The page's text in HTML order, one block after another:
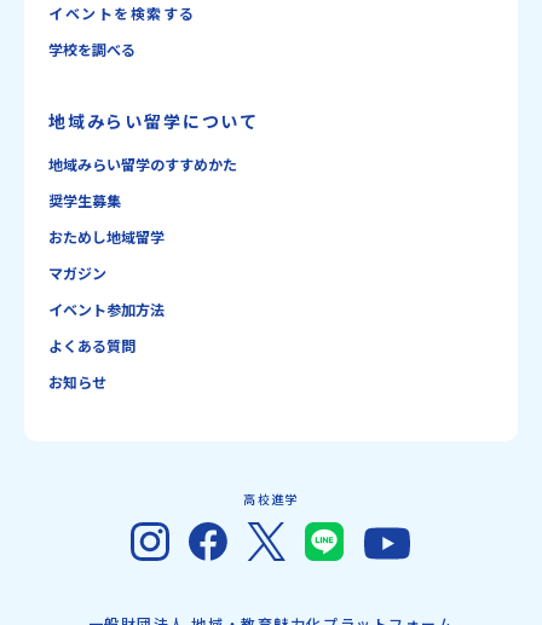
イベントを検索する
学校を調べる
地域みらい留学について
地域みらい留学のすすめかた
奨学生募集
おためし地域留学
マガジン
イベント参加方法
よくある質問
お知らせ
高校進学